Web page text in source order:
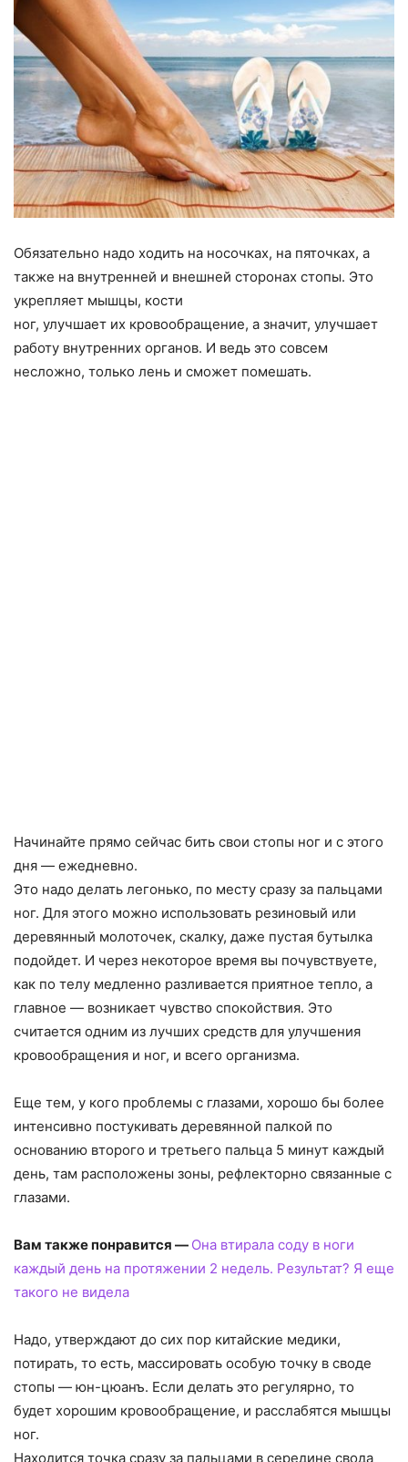
Обязательно надо ходить на носочках, на пяточках, а
также на внутренней и внешней сторонах стопы. Это
укрепляет мышцы, кости
ног, улучшает их кровообращение, а значит, улучшает
работу внутренних органов. И ведь это совсем
несложно, только лень и сможет помешать.
Начинайте прямо сейчас бить свои стопы ног и с этого
дня — ежедневно.
Это надо делать легонько, по месту сразу за пальцами
ног. Для этого можно использовать резиновый или
деревянный молоточек, скалку, даже пустая бутылка
подойдет. И через некоторое время вы почувствуете,
как по телу медленно разливается приятное тепло, а
главное — возникает чувство спокойствия. Это
считается одним из лучших средств для улучшения
кровообращения и ног, и всего организма.
Еще тем, у кого проблемы с глазами, хорошо бы более
интенсивно постукивать деревянной палкой по
основанию второго и третьего пальца 5 минут каждый
день, там расположены зоны, рефлекторно связанные с
глазами.
Вам также понравится — Она втирала соду в ноги
каждый день на протяжении 2 недель. Результат? Я еще
такого не видела
Надо, утверждают до сих пор китайские медики,
потирать, то есть, массировать особую точку в своде
стопы — юн-цюанъ. Если делать это регулярно, то
будет хорошим кровообращение, и расслабятся мышцы
ног.
Находится точка сразу за пальцами в середине свода